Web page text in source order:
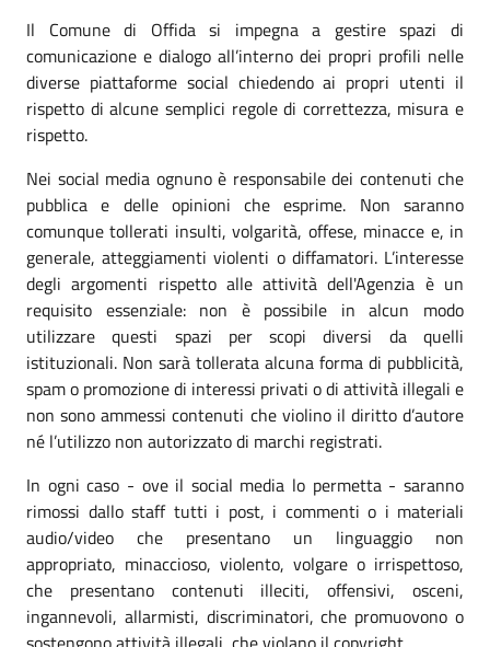
Il Comune di Offida si impegna a gestire spazi di
comunicazione e dialogo all’interno dei propri profili nelle
diverse piattaforme social chiedendo ai propri utenti il
rispetto di alcune semplici regole di correttezza, misura e
rispetto.
Nei social media ognuno è responsabile dei contenuti che
pubblica e delle opinioni che esprime. Non saranno
comunque tollerati insulti, volgarità, offese, minacce e, in
generale, atteggiamenti violenti o diffamatori. L’interesse
degli argomenti rispetto alle attività dell'Agenzia è un
requisito essenziale: non è possibile in alcun modo
utilizzare questi spazi per scopi diversi da quelli
istituzionali. Non sarà tollerata alcuna forma di pubblicità,
spam o promozione di interessi privati o di attività illegali e
non sono ammessi contenuti che violino il diritto d’autore
né l’utilizzo non autorizzato di marchi registrati.
In ogni caso - ove il social media lo permetta - saranno
rimossi dallo staff tutti i post, i commenti o i materiali
audio/video che presentano un linguaggio non
appropriato, minaccioso, violento, volgare o irrispettoso,
che presentano contenuti illeciti, offensivi, osceni,
ingannevoli, allarmisti, discriminatori, che promuovono o